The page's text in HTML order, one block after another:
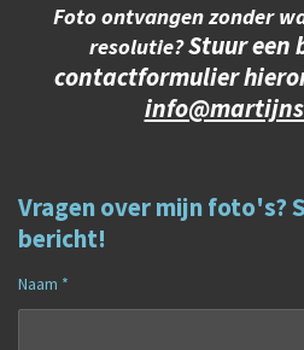
Foto ontvangen zonder
resolutie?Stuur een
contactformulier
Vragen over mijn foto's?
bericht!
Naam *